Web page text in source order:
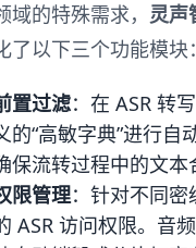
域的特殊需求， 灵声
了以下三个功能模块：
置过滤：在 ASR 转
的“高敏字典”进行自
保流转过程中的文本
限管理：针对不同密
ASR 访问权限。音